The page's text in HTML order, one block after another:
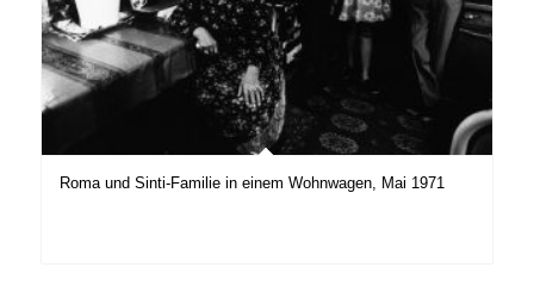
Roma und Sinti-Familie in einem Wohnwagen, Mai 1971